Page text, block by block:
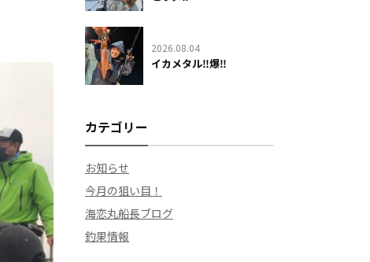
2026.08.04
イカメタル‼️爆‼️
カテゴリー
お知らせ
今月の狙い目！
海恋丸船長ブログ
釣果情報